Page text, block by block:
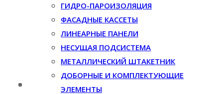
ГИДРО-ПАРОИЗОЛЯЦИЯ
ФАСАДНЫЕ КАССЕТЫ
ЛИНЕАРНЫЕ ПАНЕЛИ
НЕСУЩАЯ ПОДСИСТЕМА
МЕТАЛЛИЧЕСКИЙ ШТАКЕТНИК
ДОБОРНЫЕ И КОМПЛЕКТУЮЩИЕ
ЭЛЕМЕНТЫ